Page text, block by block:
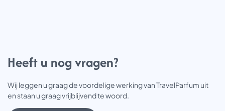
Heeft u nog vragen?
Wij leggen u graag de voordelige werking van TravelParfum uit
en staan u graag vrijblijvend te woord.